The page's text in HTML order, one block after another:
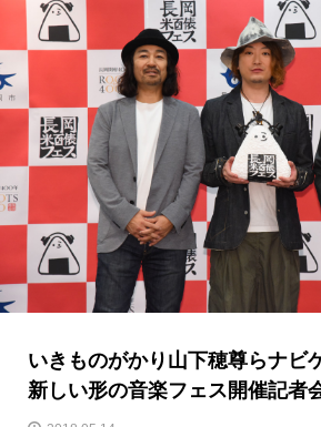
いきものがかり山下穂尊らナビ
新しい形の音楽フェス開催記者